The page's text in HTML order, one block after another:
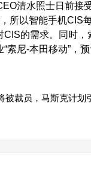
清水照士日前接受
所以智能手机CIS
的需求。同时
索尼-本田移动”，
被裁员，马斯克计划